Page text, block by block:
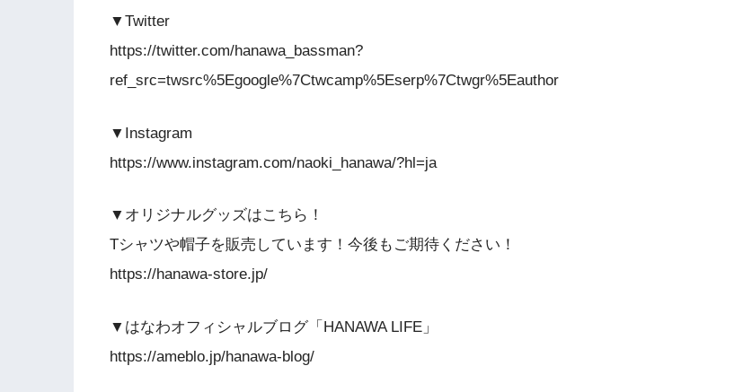
▼Twitter
https://twitter.com/hanawa_bassman?
ref_src=twsrc%5Egoogle%7Ctwcamp%5Eserp%7Ctwgr%5Eauthor
▼Instagram
https://www.instagram.com/naoki_hanawa/?hl=ja
▼オリジナルグッズはこちら！
Tシャツや帽子を販売しています！今後もご期待ください！
https://hanawa-store.jp/
▼はなわオフィシャルブログ「HANAWA LIFE」
https://ameblo.jp/hanawa-blog/